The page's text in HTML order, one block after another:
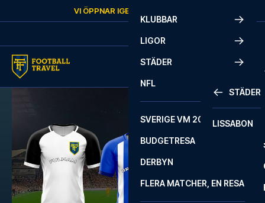
VI ÖPPNAR IGEN
KLUBBAR
LIGOR
STÄDER
STÄDER
LISSABON
NFL
SVERIGE VM 2026
BUDGETRESA
DERBYN
FLERA MATCHER, EN RESA